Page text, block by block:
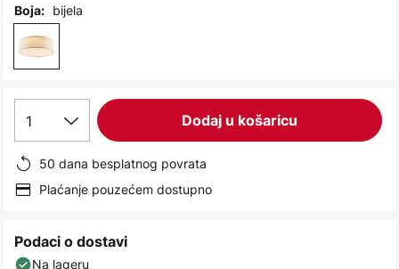
gallery
Boja: bijela
1 Dodaj u košaricu
50 dana besplatnog povrata
Plaćanje pouzećem dostupno
Podaci o dostavi
Na lageru